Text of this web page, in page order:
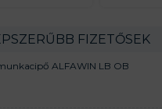
FIZETŐSEK
ALFAWIN LB OB